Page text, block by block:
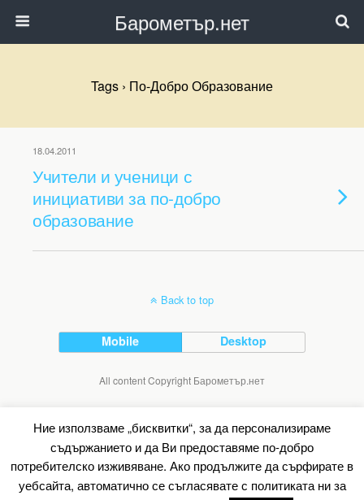
Барометър.нет
Tags › По-Добро Образование
18.04.2011
Учители и ученици с
инициативи за по-добро
образование
Back to top
Mobile Desktop
All content Copyright Барометър.нет
Ние използваме „бисквитки“, за да персонализираме
съдържанието и да Ви предоставяме по-добро
потребителско изживяване. Ако продължите да сърфирате в
уебсайта, автоматично се съгласявате с политиката ни за